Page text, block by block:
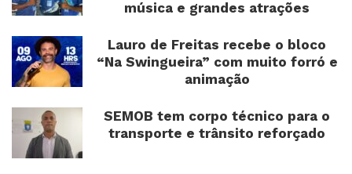
música e grandes atrações
Lauro de Freitas recebe o bloco
“Na Swingueira” com muito forró e
animação
SEMOB tem corpo técnico para o
transporte e trânsito reforçado